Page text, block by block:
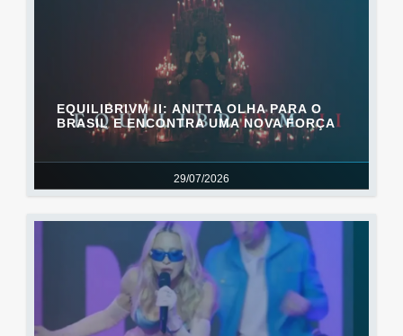
29/07/2026
EQUILIBRIVM II: ANITTA OLHA PARA O
BRASIL E ENCONTRA UMA NOVA FORÇA